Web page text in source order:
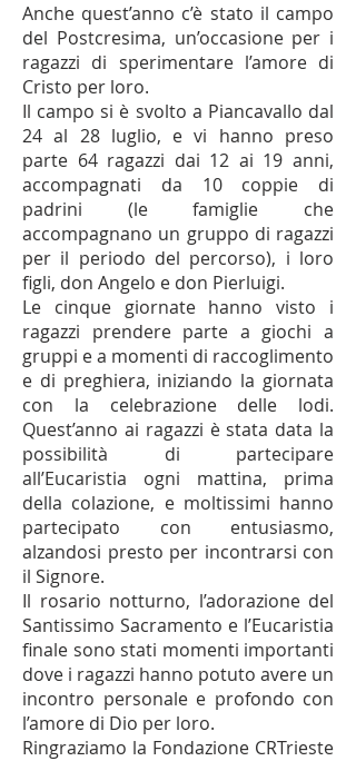
Anche quest’anno c’è stato il campo
del Postcresima, un’occasione per i
ragazzi di sperimentare l’amore di
Cristo per loro.
Il campo si è svolto a Piancavallo dal
24 al 28 luglio, e vi hanno preso
parte 64 ragazzi dai 12 ai 19 anni,
accompagnati da 10 coppie di
padrini (le famiglie che
accompagnano un gruppo di ragazzi
per il periodo del percorso), i loro
figli, don Angelo e don Pierluigi.
Le cinque giornate hanno visto i
ragazzi prendere parte a giochi a
gruppi e a momenti di raccoglimento
e di preghiera, iniziando la giornata
con la celebrazione delle lodi.
Quest’anno ai ragazzi è stata data la
possibilità di partecipare
all’Eucaristia ogni mattina, prima
della colazione, e moltissimi hanno
partecipato con entusiasmo,
alzandosi presto per incontrarsi con
il Signore.
Il rosario notturno, l’adorazione del
Santissimo Sacramento e l’Eucaristia
finale sono stati momenti importanti
dove i ragazzi hanno potuto avere un
incontro personale e profondo con
l’amore di Dio per loro.
Ringraziamo la Fondazione CRTrieste